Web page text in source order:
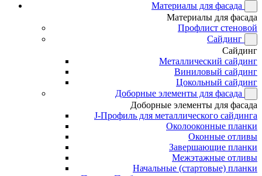
Материалы для фасада
Материалы для фасада
Профлист стеновой
Сайдинг
Сайдинг
Металлический сайдинг
Виниловый сайдинг
Цокольный сайдинг
Доборные элементы для фасада
Доборные элементы для фасада
J-Профиль для металлического сайдинга
Околооконные планки
Оконные отливы
Завершающие планки
Межэтажные отливы
Начальные (стартовые) планки